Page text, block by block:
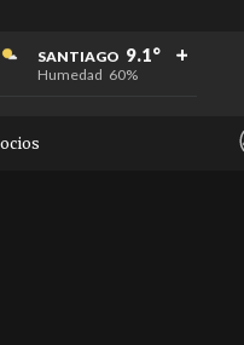
SANTIAGO 9.1°
Humedad 60%
+
+
+